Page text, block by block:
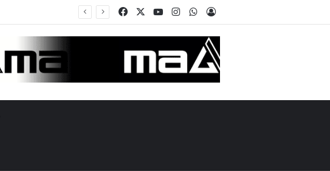
FacebookYou TubeInstagramWhatsApp
Accedi